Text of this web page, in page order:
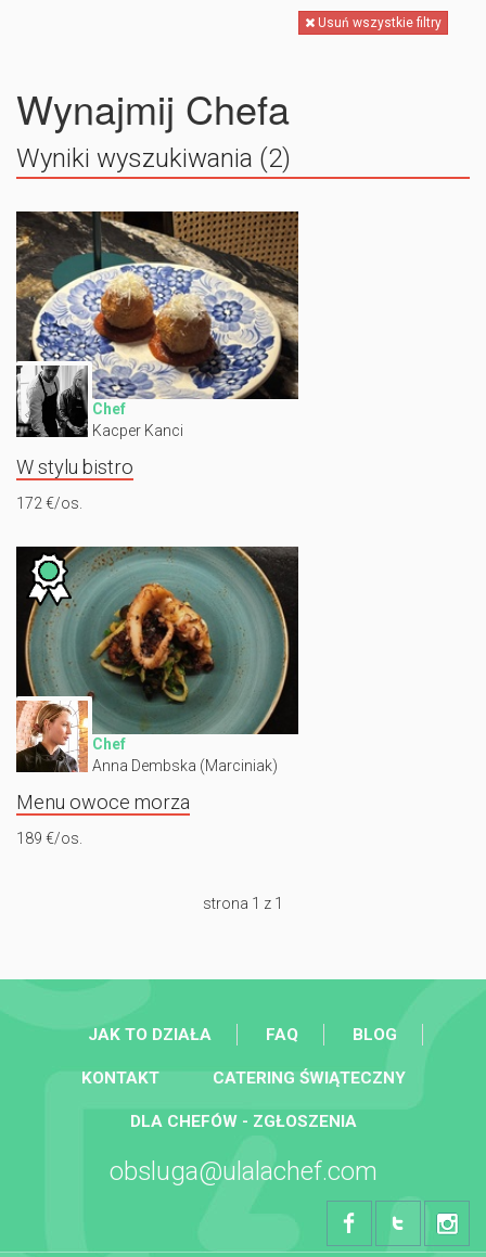
Usuń wszystkie filtry
Wynajmij Chefa
Wyniki wyszukiwania (2)
Chef
Kacper Kanci
W stylu bistro
172 €/os.
Chef
Anna Dembska (Marciniak)
Menu owoce morza
189 €/os.
strona 1 z 1
JAK TO DZIAŁA FAQ BLOG
KONTAKT CATERING ŚWIĄTECZNY
DLA CHEFÓW - ZGŁOSZENIA
obsluga@ulalachef.com